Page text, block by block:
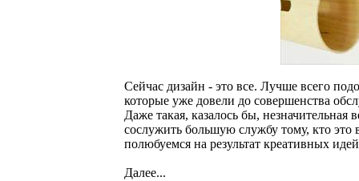
Сейчас дизайн - это все. Лучше всего
которые уже довели до совершенства
Даже такая, казалось бы,
сослужить большую службу тому, кто это
полюбуемся на результат креативных
Далее...